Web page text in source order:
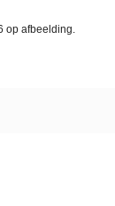
op afbeelding.